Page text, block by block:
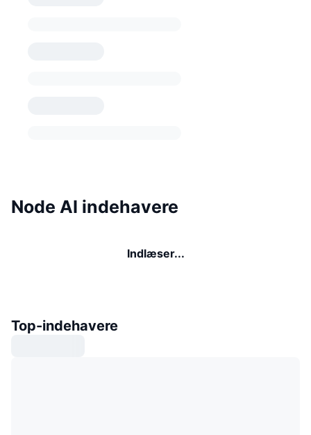
Node AI indehavere
Indlæser...
Top-indehavere